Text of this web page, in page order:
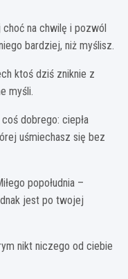
choć na chwilę i pozwól
bardziej, niż myślisz.
ktoś dziś zniknie z
myśli.
dobrego: ciepła
uśmiechasz się bez
popołudnia –
jest po twojej
nikt niczego od ciebie